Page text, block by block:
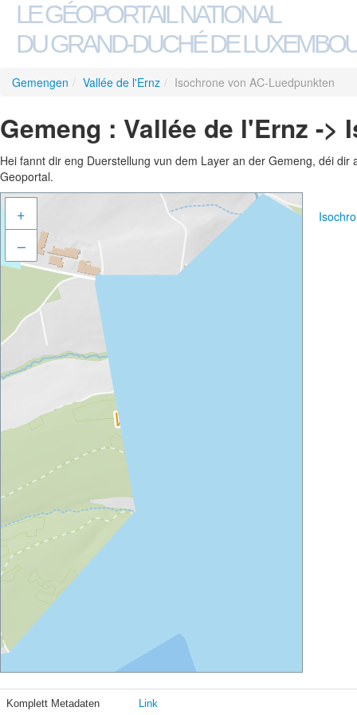
LE GÉOPORTAIL NATIONAL
DU GRAND-DUCHÉ DE
Gemengen / Vallée de l'Ernz / Isochrone von AC-Luedpunkten
Gemeng : Vallée de l'Ernz ->
Hei fannt dir eng Duerstellung vun dem Layer an der Gemeng, déi
Geoportal.
+
–
Komplett Metadaten Link